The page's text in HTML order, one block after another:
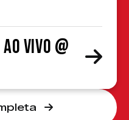
Vivo @